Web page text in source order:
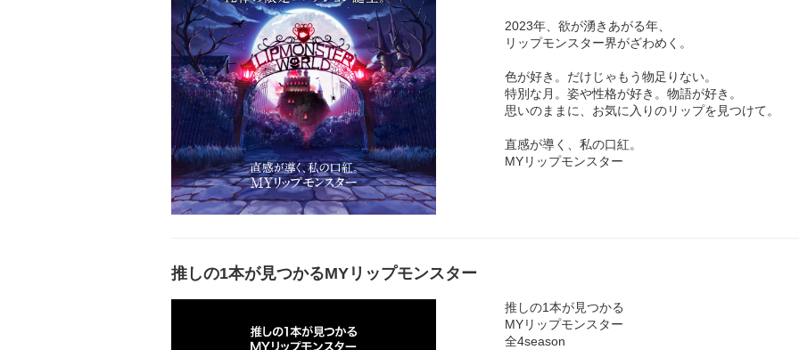
2023年、欲が湧きあがる年、
リップモンスター界がざわめく。
色が好き。だけじゃもう物足りない。
特別な月。姿や性格が好き。物語が好き。
思いのままに、お気に入りのリップを見つけて。
直感が導く、私の口紅。
MYリップモンスター
推しの1本が見つかるMYリップモンスター
推しの1本が見つかる
MYリップモンスター
全4season